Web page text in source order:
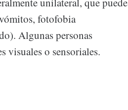
fotofobia
Algunas personas
visuales o sensoriales.